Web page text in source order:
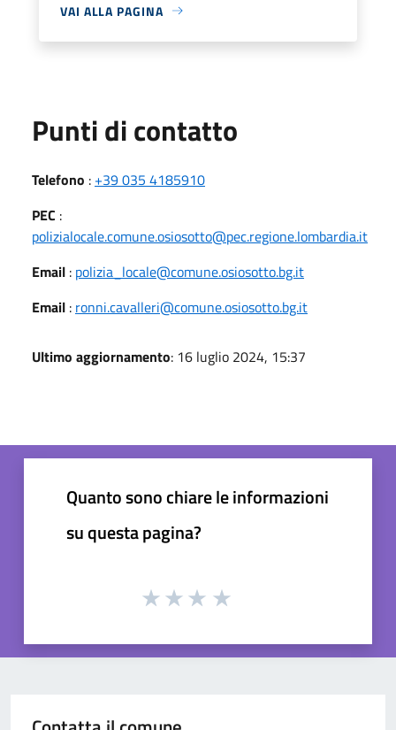
VAI ALLA PAGINA
Punti di contatto
Telefono : +39 035 4185910
PEC :
polizialocale.comune.osiosotto@pec.regione.lombardia.it
Email : polizia_locale@comune.osiosotto.bg.it
Email : ronni.cavalleri@comune.osiosotto.bg.it
Ultimo aggiornamento: 16 luglio 2024, 15:37
Quanto sono chiare le informazioni
su questa pagina?